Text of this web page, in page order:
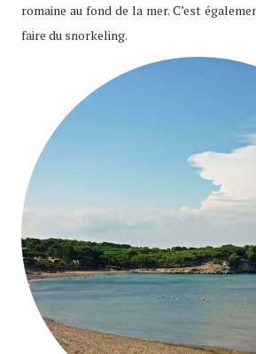
romaine au fond de la mer. C’est
faire du snorkeling.